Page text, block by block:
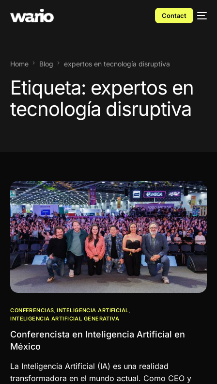
Contact
Home Blog expertos en tecnología disruptiva
Etiqueta: expertos en
tecnología disruptiva
CONFERENCIAS,INTELIGENCIA ARTIFICIAL,
INTELIGENCIA ARTIFICIAL GENERATIVA
Conferencista en Inteligencia Artificial en
México
La Inteligencia Artificial (IA) es una realidad
transformadora en el mundo actual. Como CEO y